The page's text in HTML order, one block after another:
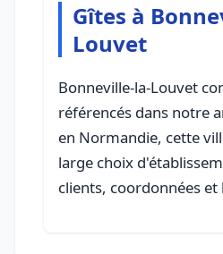
Gîtes à
Louvet
Bonneville-la-Louvet
référencés dans notre
en Normandie, cette
large choix
clients, coordonnées et